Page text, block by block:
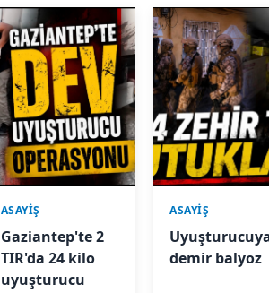
ASAYİŞ
Gaziantep'te 2
TIR'da 24 kilo
uyuşturucu
ASAYİŞ
demir balyoz